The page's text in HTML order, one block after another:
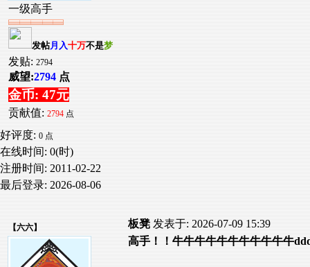
一级高手
发帖月入十万不是梦
发贴: 2794
威望:2794 点
金币: 47元
贡献值: 2794 点
好评度: 0 点
在线时间: 0(时)
注册时间: 2011-02-22
最后登录: 2026-08-06
【六六】 板凳 发表于: 2026-07-09 15:39
高手！！牛牛牛牛牛牛牛牛牛牛牛